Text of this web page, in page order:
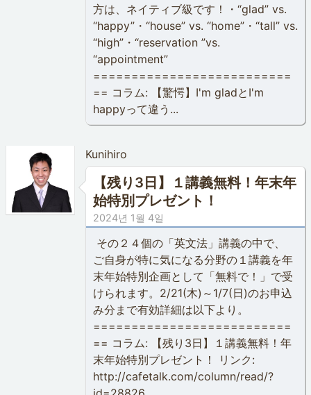
方は、ネイティブ級です！・“glad” vs.
“happy”・“house” vs. “home”・“tall” vs.
“high”・“reservation ”vs.
“appointment”
==========================
== コラム: 【驚愕】I'm gladとI'm
happyって違う...
Kunihiro
【残り3日】１講義無料！年末年
始特別プレゼント！
2024년 1월 4일
その２４個の「英文法」講義の中で、
ご自身が特に気になる分野の１講義を年
末年始特別企画として「無料で！」で受
けられます。2/21(木)～1/7(日)のお申込
み分まで有効詳細は以下より。
==========================
== コラム: 【残り3日】１講義無料！年
末年始特別プレゼント！ リンク:
http://cafetalk.com/column/read/?